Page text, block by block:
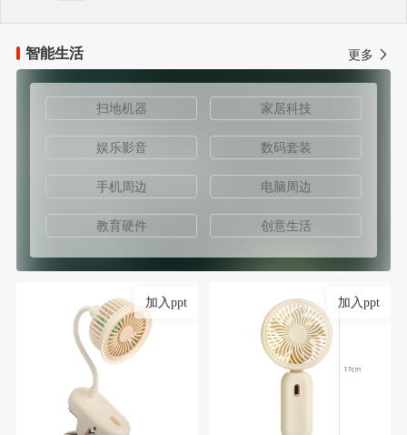
智能生活 更多
扫地机器 家居科技
娱乐影音 数码套装
手机周边 电脑周边
教育硬件 创意生活
加入ppt 加入ppt